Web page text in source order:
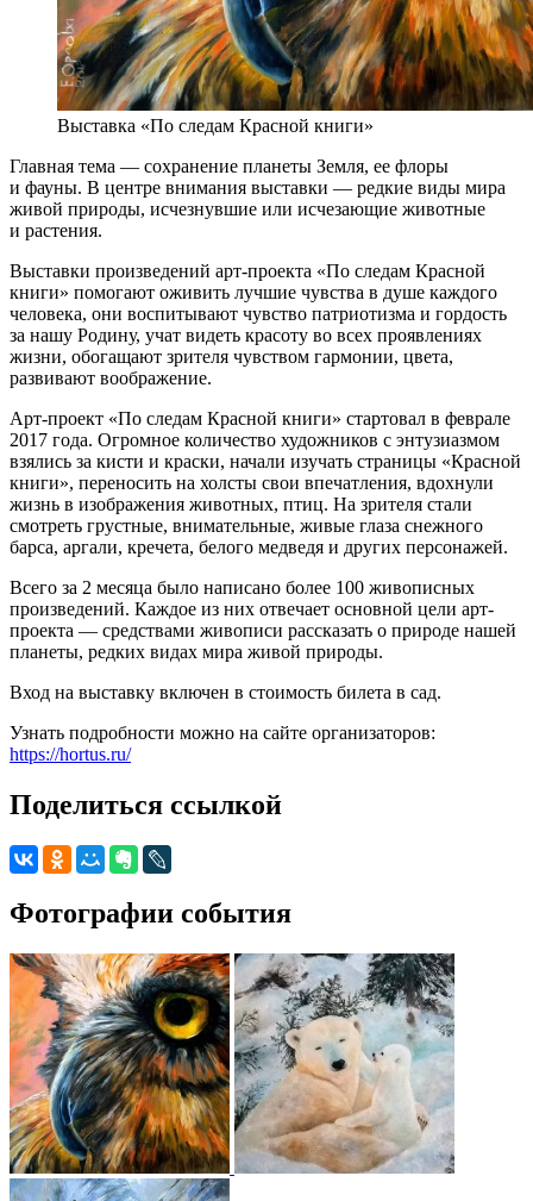
Выставка «По следам Красной книги»
Главная тема — сохранение планеты Земля, ее флоры
и фауны. В центре внимания выставки — редкие виды мира
живой природы, исчезнувшие или исчезающие животные
и растения.
Выставки произведений арт-проекта «По следам Красной
книги» помогают оживить лучшие чувства в душе каждого
человека, они воспитывают чувство патриотизма и гордость
за нашу Родину, учат видеть красоту во всех проявлениях
жизни, обогащают зрителя чувством гармонии, цвета,
развивают воображение.
Арт-проект «По следам Красной книги» стартовал в феврале
2017 года. Огромное количество художников с энтузиазмом
взялись за кисти и краски, начали изучать страницы «Красной
книги», переносить на холсты свои впечатления, вдохнули
жизнь в изображения животных, птиц. На зрителя стали
смотреть грустные, внимательные, живые глаза снежного
барса, аргали, кречета, белого медведя и других персонажей.
Всего за 2 месяца было написано более 100 живописных
произведений. Каждое из них отвечает основной цели арт-
проекта — средствами живописи рассказать о природе нашей
планеты, редких видах мира живой природы.
Вход на выставку включен в стоимость билета в сад.
Узнать подробности можно на сайте организаторов:
https://hortus.ru/
Поделиться ссылкой
Фотографии события